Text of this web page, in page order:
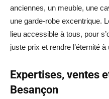
anciennes, un meuble, une
une garde-robe excentrique.
lieu accessible à tous, pour
juste prix et rendre l’éternité à
Expertises, ventes
Besançon